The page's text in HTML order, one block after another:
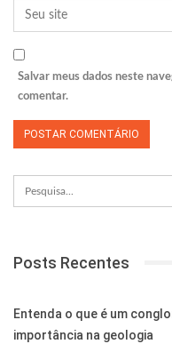
Salvar meus dados neste
comentar.
Posts Recentes
Entenda o que é um
importância na geologia